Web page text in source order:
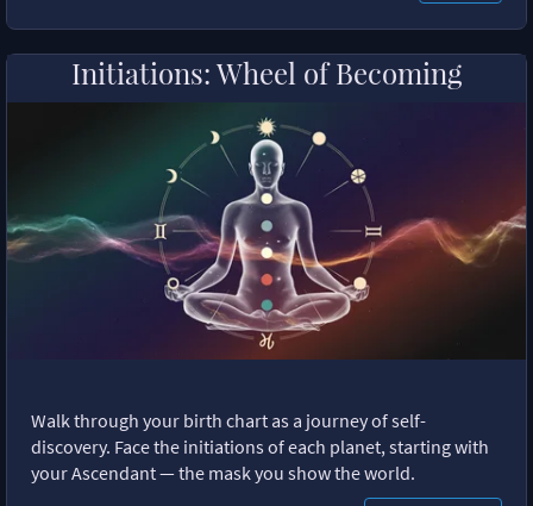
Initiations: Wheel of Becoming
Walk through your birth chart as a journey of self-
discovery. Face the initiations of each planet, starting with
your Ascendant — the mask you show the world.